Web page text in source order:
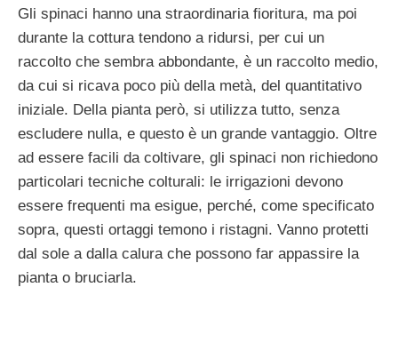
Gli spinaci hanno una straordinaria fioritura, ma poi
durante la cottura tendono a ridursi, per cui un
raccolto che sembra abbondante, è un raccolto medio,
da cui si ricava poco più della metà, del quantitativo
iniziale. Della pianta però, si utilizza tutto, senza
escludere nulla, e questo è un grande vantaggio. Oltre
ad essere facili da coltivare, gli spinaci non richiedono
particolari tecniche colturali: le irrigazioni devono
essere frequenti ma esigue, perché, come specificato
sopra, questi ortaggi temono i ristagni. Vanno protetti
dal sole a dalla calura che possono far appassire la
pianta o bruciarla.